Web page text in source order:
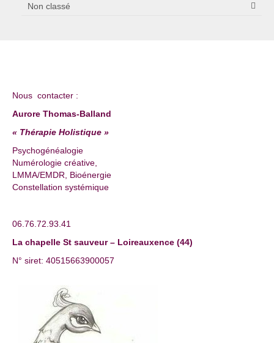
Non classé
Nous contacter :
Aurore Thomas-Balland
« Thérapie Holistique »
Psychogénéalogie
Numérologie créative,
LMMA/EMDR, Bioénergie
Constellation systémique
06.76.72.93.41
La chapelle St sauveur – Loireauxence (44)
N° siret: 40515663900057